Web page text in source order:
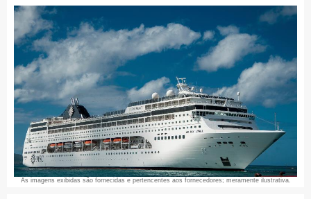
As imagens exibidas são fornecidas e pertencentes aos fornecedores; meramente ilustrativa.